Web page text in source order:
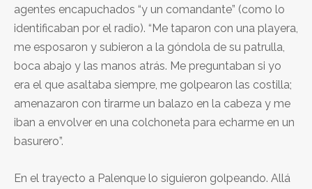
agentes encapuchados “y un comandante” (como lo
identificaban por el radio). “Me taparon con una playera,
me esposaron y subieron a la góndola de su patrulla,
boca abajo y las manos atrás. Me preguntaban si yo
era el que asaltaba siempre, me golpearon las costilla;
amenazaron con tirarme un balazo en la cabeza y me
iban a envolver en una colchoneta para echarme en un
basurero”.
En el trayecto a Palenque lo siguieron golpeando. Allá